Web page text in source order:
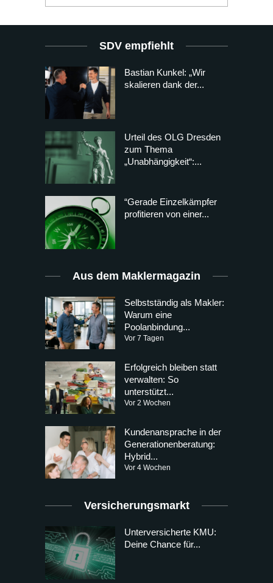
SDV empfiehlt
Bastian Kunkel: „Wir
skalieren dank der...
Urteil des OLG Dresden
zum Thema
„Unabhängigkeit“:...
“Gerade Einzelkämpfer
profitieren von einer...
Aus dem Maklermagazin
Selbstständig als Makler:
Warum eine
Poolanbindung...
Vor 7 Tagen
Erfolgreich bleiben statt
verwalten: So
unterstützt...
Vor 2 Wochen
Kundenansprache in der
Generationenberatung:
Hybrid...
Vor 4 Wochen
Versicherungsmarkt
Unterversicherte KMU:
Deine Chance für...